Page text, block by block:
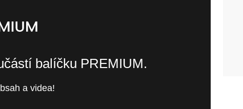
balíčku PREMIUM.
a videa!